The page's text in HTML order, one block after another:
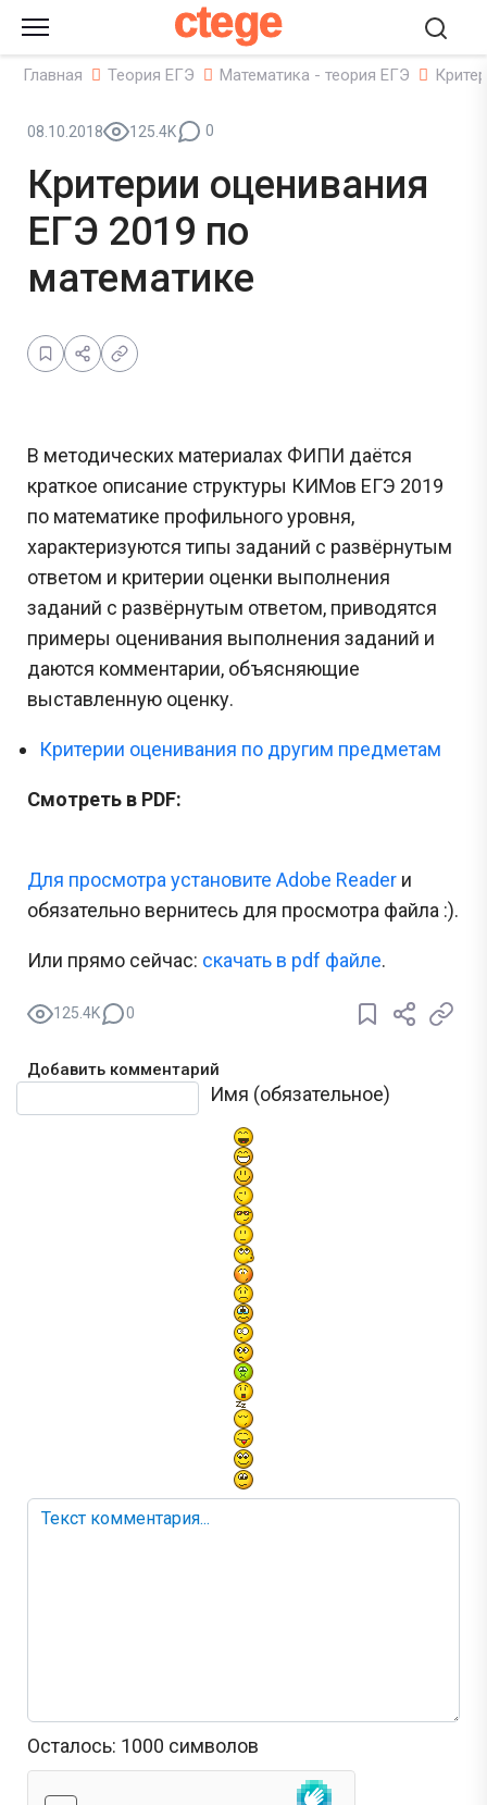
ctege
Главная Теория ЕГЭ Математика - теория ЕГЭ
08.10.2018 125.4K 0
Критерии оценивания
ЕГЭ 2019 по
математике
В методических материалах ФИПИ даётся
краткое описание структуры КИМов ЕГЭ 2019
по математике профильного уровня,
характеризуются типы заданий с развёрнутым
ответом и критерии оценки выполнения
заданий с развёрнутым ответом, приводятся
примеры оценивания выполнения заданий и
даются комментарии, объясняющие
выставленную оценку.
Критерии оценивания по другим предметам
Смотреть в PDF:
Для просмотра установите Adobe Reader и
обязательно вернитесь для просмотра файла :).
Или прямо сейчас: cкачать в pdf файле.
125.4K 0
Добавить комментарий
Имя (обязательное)
Осталось: 1000 символов